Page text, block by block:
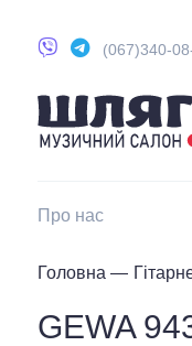
(067)340-
Про нас
Головна
GEWA